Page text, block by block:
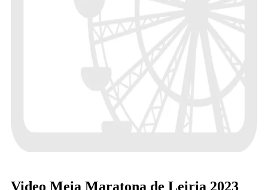
Video Meia Maratona de Leiria 2023